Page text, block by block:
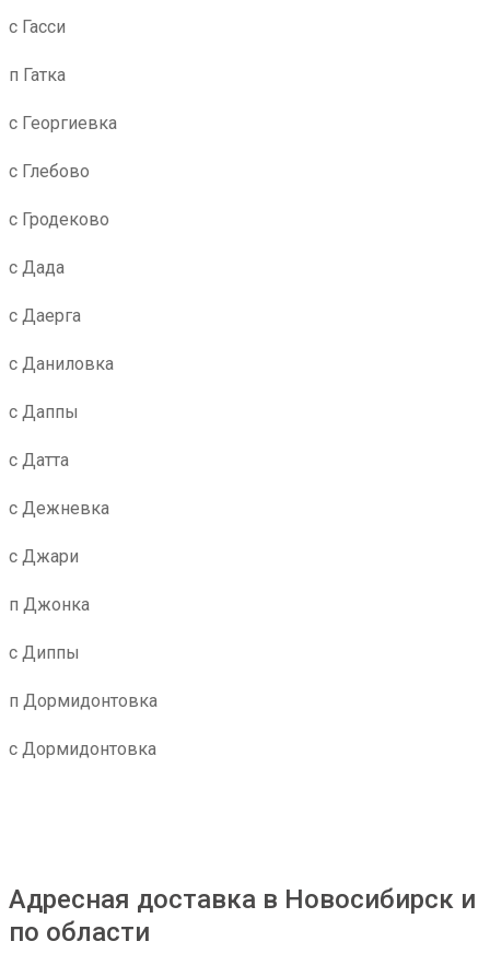
с Гасси
п Гатка
с Георгиевка
с Глебово
с Гродеково
с Дада
с Даерга
с Даниловка
с Даппы
с Датта
с Дежневка
с Джари
п Джонка
с Диппы
п Дормидонтовка
с Дормидонтовка
Адресная доставка в Новосибирск и
по области